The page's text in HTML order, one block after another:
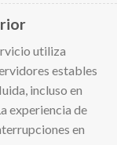
utiliza
estables
incluso en
experiencia de
en